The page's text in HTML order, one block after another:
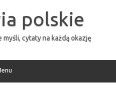
polskie
myśli, cytaty na każdą okazję